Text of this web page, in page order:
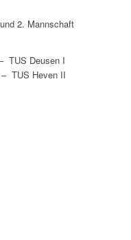
2. Mannschaft
TUS Deusen I
TUS Heven II